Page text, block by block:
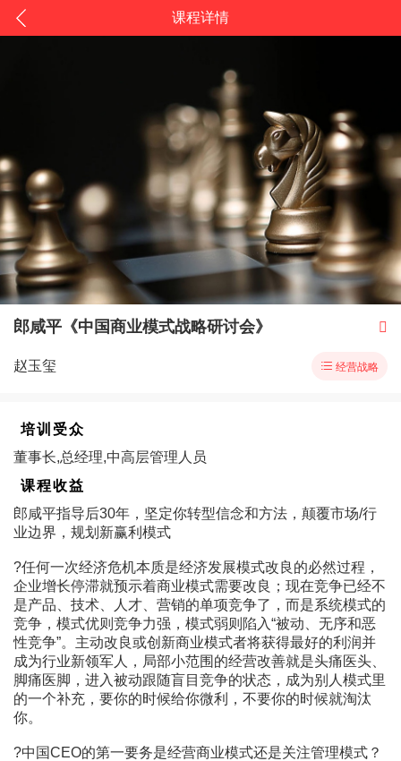
课程详情
郎咸平《中国商业模式战略研讨会》 
赵玉玺  经营战略
培训受众
董事长,总经理,中高层管理人员
课程收益
郎咸平指导后30年，坚定你转型信念和方法，颠覆市场/行
业边界，规划新赢利模式
?任何一次经济危机本质是经济发展模式改良的必然过程，
企业增长停滞就预示着商业模式需要改良；现在竞争已经不
是产品、技术、人才、营销的单项竞争了，而是系统模式的
竞争，模式优则竞争力强，模式弱则陷入“被动、无序和恶
性竞争”。主动改良或创新商业模式者将获得最好的利润并
成为行业新领军人，局部小范围的经营改善就是头痛医头、
脚痛医脚，进入被动跟随盲目竞争的状态，成为别人模式里
的一个补充，要你的时候给你微利，不要你的时候就淘汰
你。
?中国CEO的第一要务是经营商业模式还是关注管理模式？